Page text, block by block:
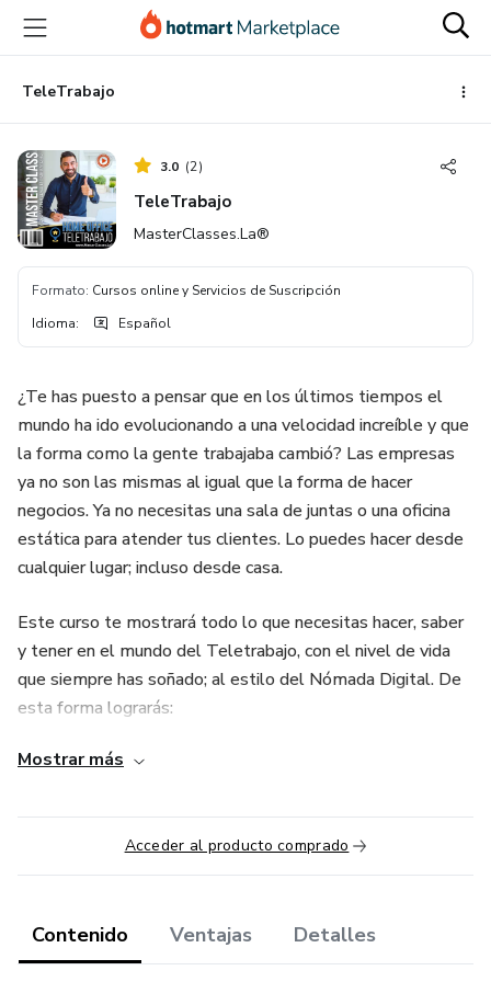
principal
página
de
página
TeleTrabajo
3.0 (2)
TeleTrabajo
MasterClasses.La®
Formato: Cursos online y Servicios de Suscripción
Idioma: Español
¿Te has puesto a pensar que en los últimos tiempos el
mundo ha ido evolucionando a una velocidad increíble y que
la forma como la gente trabajaba cambió? Las empresas
ya no son las mismas al igual que la forma de hacer
negocios. Ya no necesitas una sala de juntas o una oficina
estática para atender tus clientes. Lo puedes hacer desde
cualquier lugar; incluso desde casa.
Este curso te mostrará todo lo que necesitas hacer, saber
y tener en el mundo del Teletrabajo, con el nivel de vida
que siempre has soñado; al estilo del Nómada Digital. De
esta forma lograrás:
• Trabajar mientras viajas y disfrutar de la libertad que el
• Puedes manejar tu tiempo sin cumplir horarios estáticos
y hacerlo de una forma ordenada, donde tu trabajo se mide
• Conocerás 5 profesiones sencillas que cualquier persona
Mostrar más
Acceder al producto comprado
Contenido Ventajas Detalles